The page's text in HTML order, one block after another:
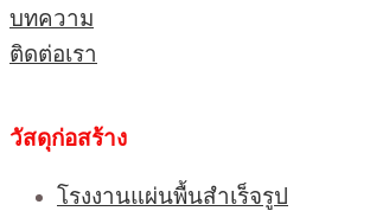
บทความ
ติดต่อเรา
วัสดุก่อสร้าง
โรงงานแผ่นพื้นสำเร็จรูป